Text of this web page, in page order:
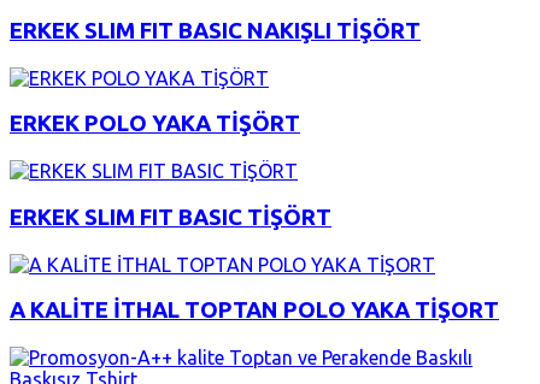
ERKEK SLIM FIT BASIC NAKIŞLI TİŞÖRT
ERKEK POLO YAKA TİŞÖRT
ERKEK SLIM FIT BASIC TİŞÖRT
A KALİTE İTHAL TOPTAN POLO YAKA TİŞORT